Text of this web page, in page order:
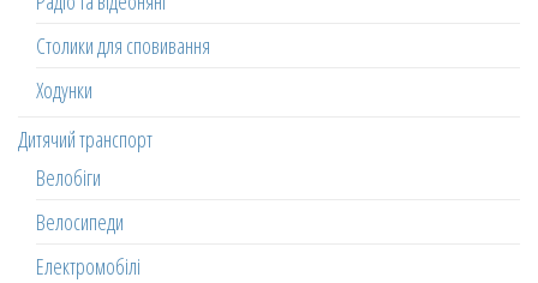
Столики для сповивання
Ходунки
Дитячий транспорт
Велобіги
Велосипеди
Електромобілі